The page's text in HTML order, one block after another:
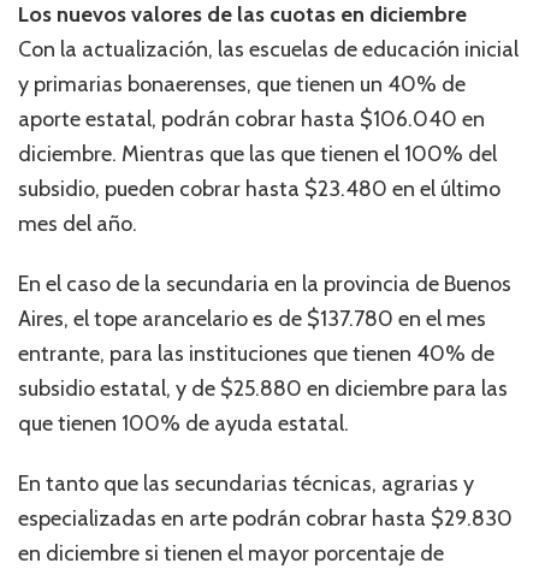
Los nuevos valores de las cuotas en diciembre
Con la actualización, las escuelas de educación inicial
y primarias bonaerenses, que tienen un 40% de
aporte estatal, podrán cobrar hasta $106.040 en
diciembre. Mientras que las que tienen el 100% del
subsidio, pueden cobrar hasta $23.480 en el último
mes del año.
En el caso de la secundaria en la provincia de Buenos
Aires, el tope arancelario es de $137.780 en el mes
entrante, para las instituciones que tienen 40% de
subsidio estatal, y de $25.880 en diciembre para las
que tienen 100% de ayuda estatal.
En tanto que las secundarias técnicas, agrarias y
especializadas en arte podrán cobrar hasta $29.830
en diciembre si tienen el mayor porcentaje de